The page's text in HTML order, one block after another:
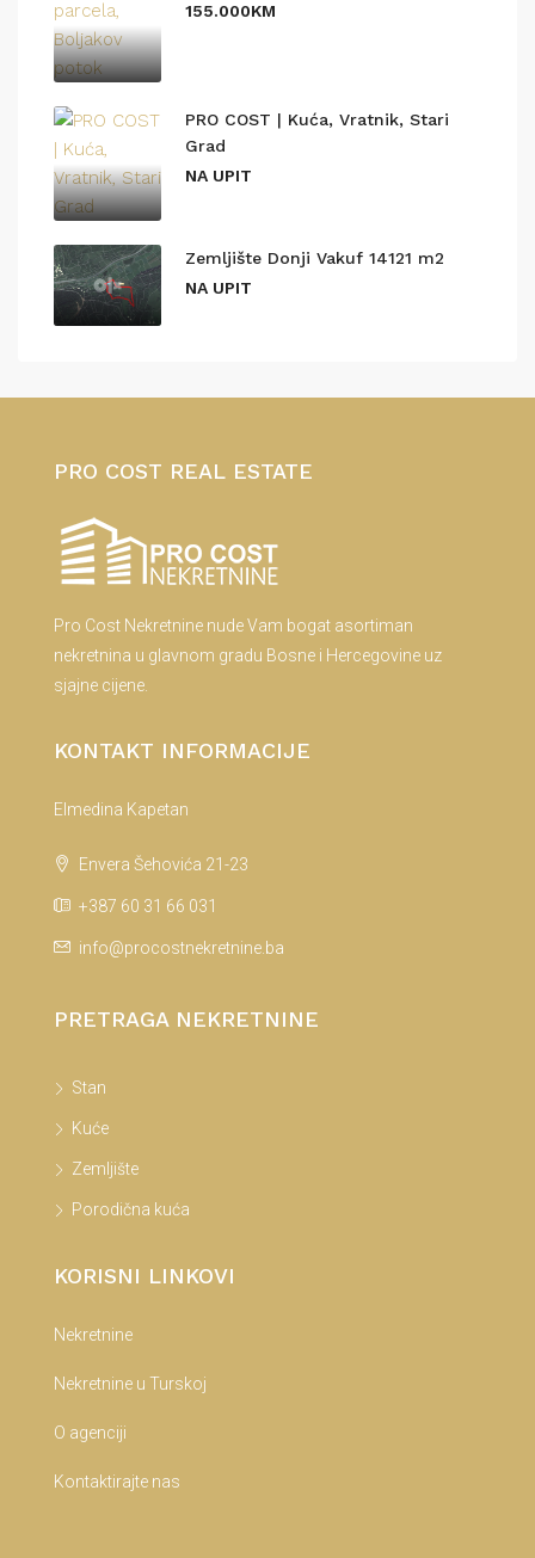
155.000KM
PRO COST | Kuća, Vratnik, Stari
Grad
NA UPIT
Zemljište Donji Vakuf 14121 m2
NA UPIT
PRO COST REAL ESTATE
Pro Cost Nekretnine nude Vam bogat asortiman
nekretnina u glavnom gradu Bosne i Hercegovine uz
sjajne cijene.
KONTAKT INFORMACIJE
Elmedina Kapetan
Envera Šehovića 21-23
+387 60 31 66 031
info@procostnekretnine.ba
PRETRAGA NEKRETNINE
Stan
Kuće
Zemljište
Porodična kuća
KORISNI LINKOVI
Nekretnine
Nekretnine u Turskoj
O agenciji
Kontaktirajte nas